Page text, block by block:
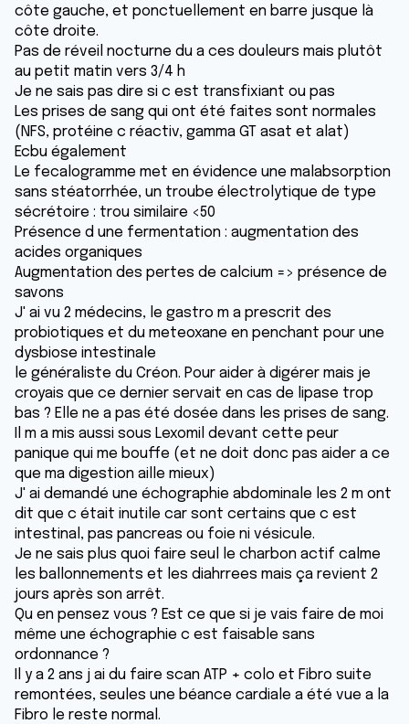
côte gauche, et ponctuellement en barre jusque là
côte droite.
Pas de réveil nocturne du a ces douleurs mais plutôt
au petit matin vers 3/4 h
Je ne sais pas dire si c est transfixiant ou pas
Les prises de sang qui ont été faites sont normales
(NFS, protéine c réactiv, gamma GT asat et alat)
Ecbu également
Le fecalogramme met en évidence une malabsorption
sans stéatorrhée, un troube électrolytique de type
sécrétoire : trou similaire <50
Présence d une fermentation : augmentation des
acides organiques
Augmentation des pertes de calcium => présence de
savons
J' ai vu 2 médecins, le gastro m a prescrit des
probiotiques et du meteoxane en penchant pour une
dysbiose intestinale
le généraliste du Créon. Pour aider à digérer mais je
croyais que ce dernier servait en cas de lipase trop
bas ? Elle ne a pas été dosée dans les prises de sang.
Il m a mis aussi sous Lexomil devant cette peur
panique qui me bouffe (et ne doit donc pas aider a ce
que ma digestion aille mieux)
J' ai demandé une échographie abdominale les 2 m ont
dit que c était inutile car sont certains que c est
intestinal, pas pancreas ou foie ni vésicule.
Je ne sais plus quoi faire seul le charbon actif calme
les ballonnements et les diahrrees mais ça revient 2
jours après son arrêt.
Qu en pensez vous ? Est ce que si je vais faire de moi
même une échographie c est faisable sans
ordonnance ?
Il y a 2 ans j ai du faire scan ATP + colo et Fibro suite
remontées, seules une béance cardiale a été vue a la
Fibro le reste normal.